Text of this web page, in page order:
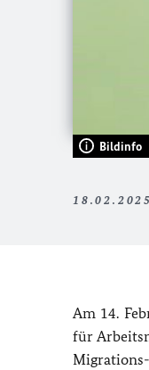
Bildinfo
Am 14.
für